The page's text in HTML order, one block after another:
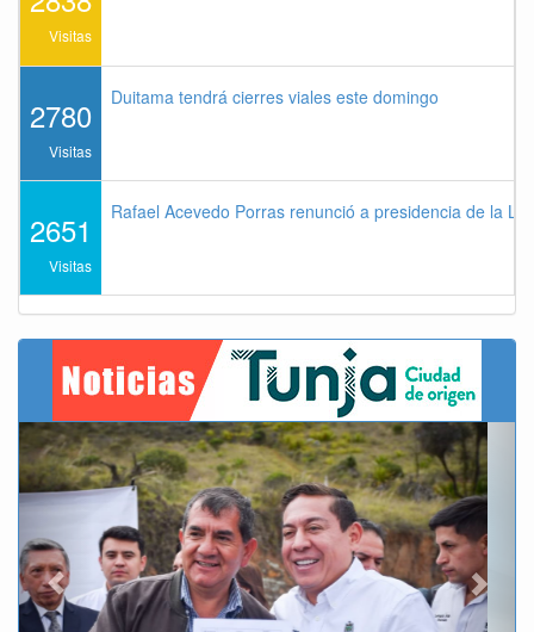
Visitas
2780
Visitas
Duitama tendrá cierres viales este domingo
2651
Visitas
Rafael Acevedo Porras renunció a presidencia de la
Previous Next